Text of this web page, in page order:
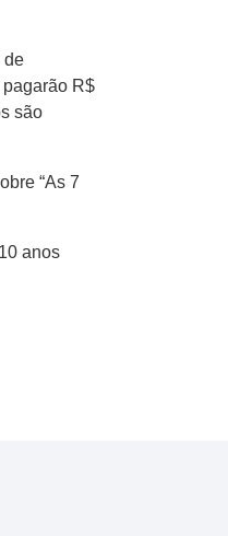
de
R$
são
“As 7
anos